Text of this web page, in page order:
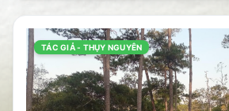
TÁC GIẢ - THỤY NGUYÊN